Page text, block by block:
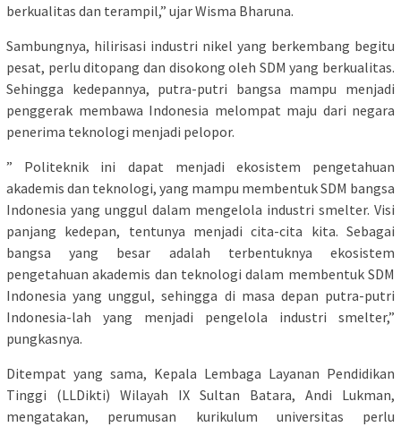
berkualitas dan terampil,” ujar Wisma Bharuna.
Sambungnya, hilirisasi industri nikel yang berkembang begitu
pesat, perlu ditopang dan disokong oleh SDM yang berkualitas.
Sehingga kedepannya, putra-putri bangsa mampu menjadi
penggerak membawa Indonesia melompat maju dari negara
penerima teknologi menjadi pelopor.
” Politeknik ini dapat menjadi ekosistem pengetahuan
akademis dan teknologi, yang mampu membentuk SDM bangsa
Indonesia yang unggul dalam mengelola industri smelter. Visi
panjang kedepan, tentunya menjadi cita-cita kita. Sebagai
bangsa yang besar adalah terbentuknya ekosistem
pengetahuan akademis dan teknologi dalam membentuk SDM
Indonesia yang unggul, sehingga di masa depan putra-putri
Indonesia-lah yang menjadi pengelola industri smelter,”
pungkasnya.
Ditempat yang sama, Kepala Lembaga Layanan Pendidikan
Tinggi (LLDikti) Wilayah IX Sultan Batara, Andi Lukman,
mengatakan, perumusan kurikulum universitas perlu